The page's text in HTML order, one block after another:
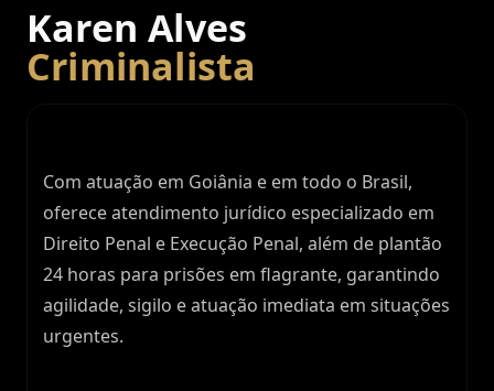
Karen Alves
Criminalista
Com atuação em Goiânia e em todo o Brasil,
oferece atendimento jurídico especializado em
Direito Penal e Execução Penal, além de plantão
24 horas para prisões em flagrante, garantindo
agilidade, sigilo e atuação imediata em situações
urgentes.